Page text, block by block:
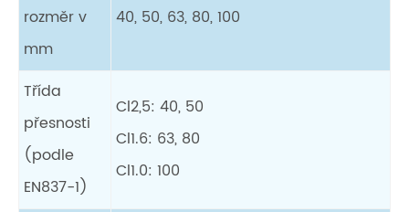
rozměr v
mm
40, 50, 63, 80, 100
Třída
přesnosti
(podle
EN837-1)
Cl2,5: 40, 50
Cl1.6: 63, 80
Cl1.0: 100